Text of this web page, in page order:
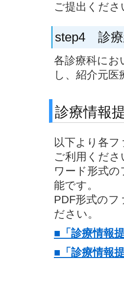
ご提出くださ
step4 診療
各診療科にお
し、紹介元
診療情報
以下より各
ご利用くださ
ワード形式
能です。
PDF形式の
ださい。
■「診療情報
■「診療情報